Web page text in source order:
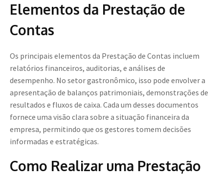
Elementos da Prestação de
Contas
Os principais elementos da Prestação de Contas incluem
relatórios financeiros, auditorias, e análises de
desempenho. No setor gastronômico, isso pode envolver a
apresentação de balanços patrimoniais, demonstrações de
resultados e fluxos de caixa. Cada um desses documentos
fornece uma visão clara sobre a situação financeira da
empresa, permitindo que os gestores tomem decisões
informadas e estratégicas.
Como Realizar uma Prestação